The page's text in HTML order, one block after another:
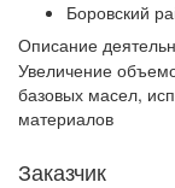
Боровский
Описание
Увеличение
базовых масел,
материалов
Заказчик